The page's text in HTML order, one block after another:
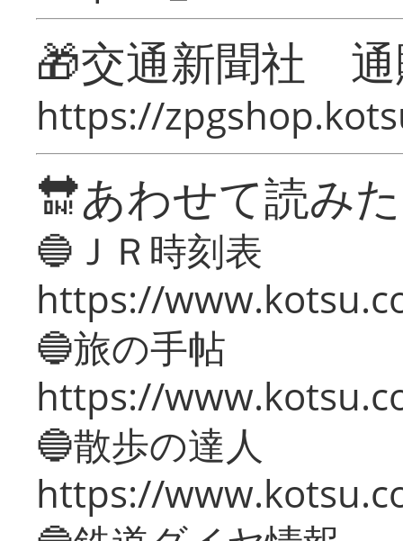
🎁交通新聞社
https://
🔛あわせて読み
🔵ＪＲ時刻表
https://
🔵旅の手帖
https://
🔵散歩の達人
https://